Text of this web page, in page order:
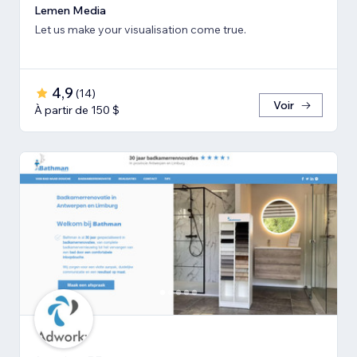
Lemen Media
Let us make your visualisation come true.
4,9 (14)
À partir de 150 $
Voir